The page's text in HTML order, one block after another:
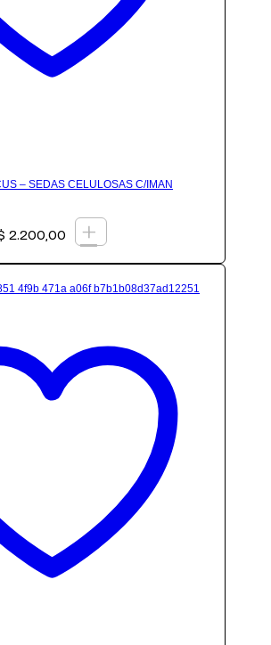
– SEDAS CELULOSAS C/IMAN
2.200,00 +